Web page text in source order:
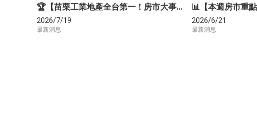
🏆【苗栗工業地產全台第一！房市大事一次看】
2026/7/19
最新消息
2026/6/21
最新消息